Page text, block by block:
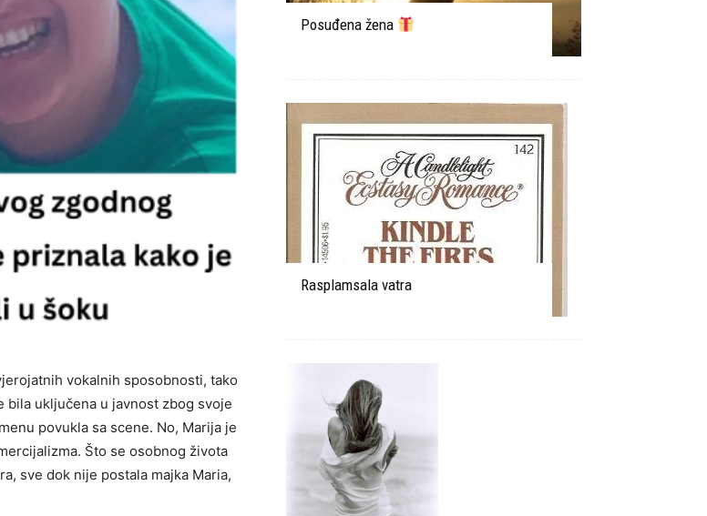
vokalnih sposobnosti, tako
uključena u javnost zbog svoje
povukla sa scene. No, Marija je
Što se osobnog života
sve dok nije postala majka Maria,
Posuđena žena
Rasplamsala vatra